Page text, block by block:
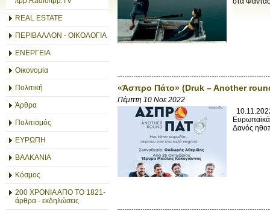
REAL ESTATE
ΠΕΡΙΒΑΛΛΟΝ - ΟΙΚΟΛΟΓΙΑ
ΕΝΕΡΓΕΙΑ
Οικονομία
Πολιτική
Άρθρα
Πολιτισμός
ΕΥΡΩΠΗ
ΒΑΛΚΑΝΙΑ
Κόσμος
200 ΧΡΟΝΙΑ ΑΠΟ ΤΟ 1821-
άρθρα - εκδηλώσεις
«Άσπρο Πάτο» (Druk – Another
Πέμπτη 10 Νοε 2022
Δανός